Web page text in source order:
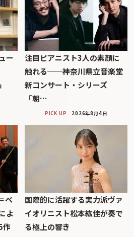
ー
注目ピアニスト3人の素顔に
触れる──神奈川県立音楽堂
新コンサート・シリーズ
「朝…
PICK UP 2026年8月4日
ベ
よ
作
国際的に活躍する実力派ヴァ
イオリニスト松本紘佳が奏で
る極上の響き